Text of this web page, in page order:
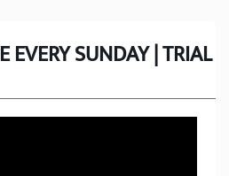
EVERY SUNDAY | TRIAL